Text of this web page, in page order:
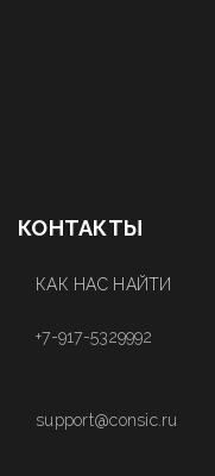
КОНТАКТЫ
КАК НАС НАЙТИ
+7-917-5329992
support@consic.ru